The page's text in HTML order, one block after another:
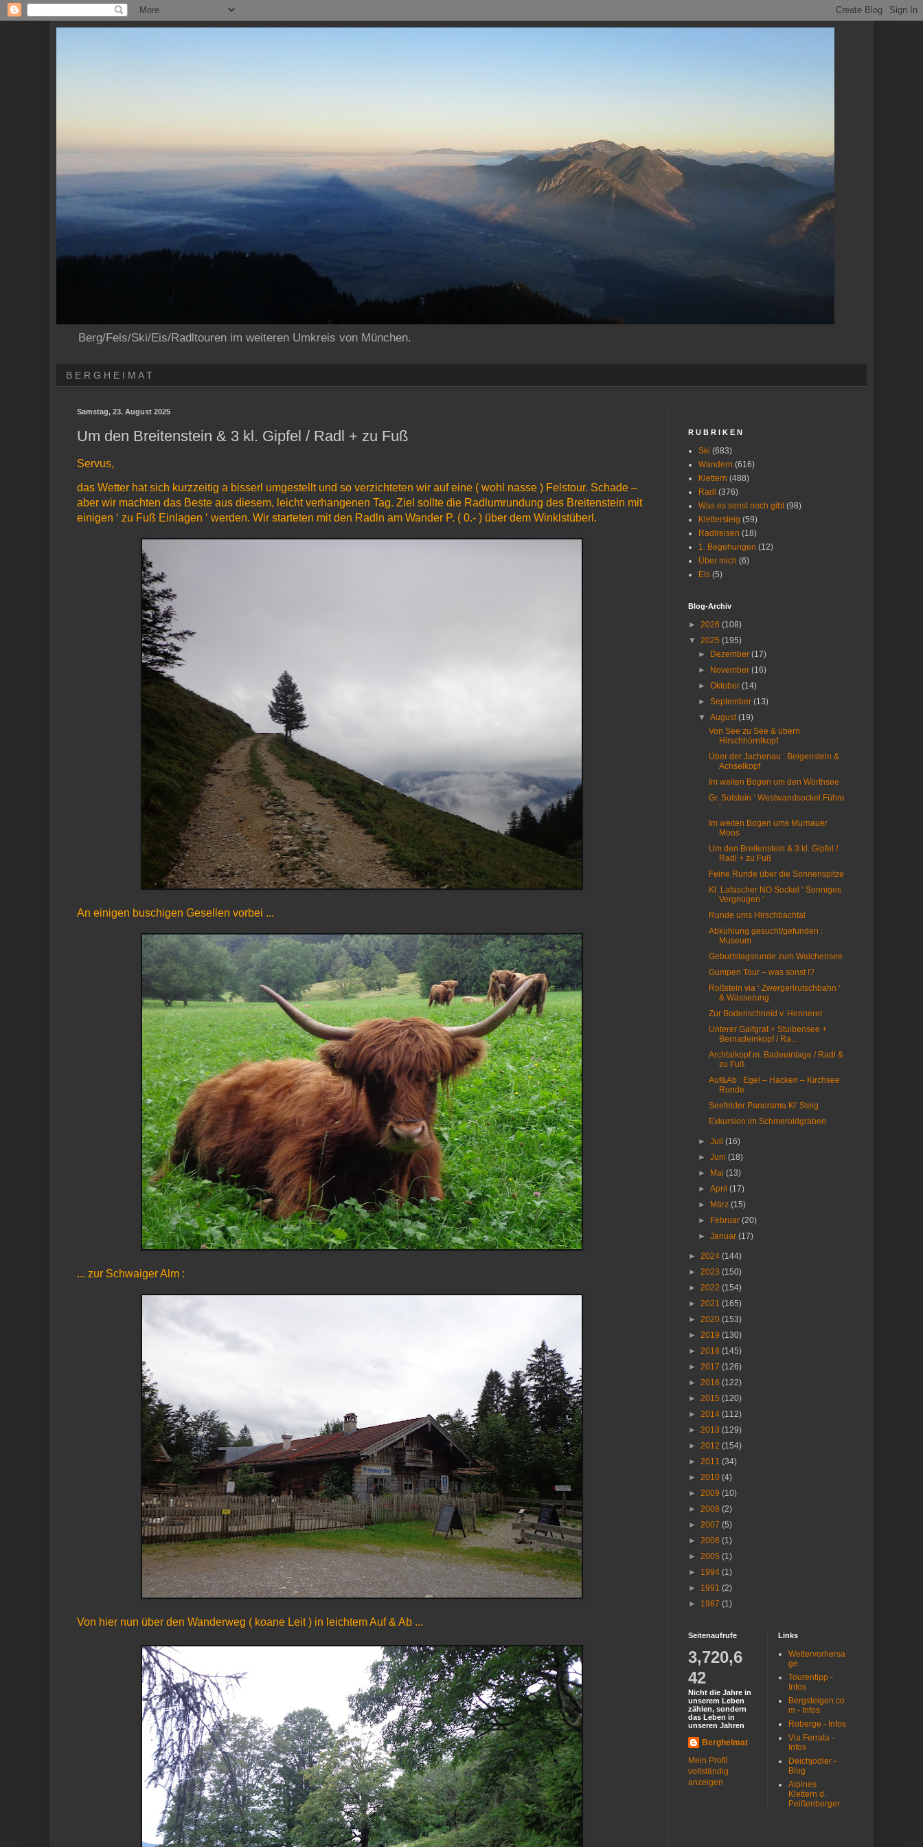
Berg/Fels/Ski/Eis/Radltouren im weiteren Umkreis von München.
B E R G H E I M A T
Samstag, 23. August 2025
Um den Breitenstein & 3 kl. Gipfel / Radl + zu Fuß
Servus,
das Wetter hat sich kurzzeitig a bisserl umgestellt und so verzichteten wir auf eine ( wohl nasse ) Felstour. Schade –
aber wir machten das Beste aus diesem, leicht verhangenen Tag. Ziel sollte die Radlumrundung des Breitenstein mit
einigen ‘ zu Fuß Einlagen ‘ werden. Wir starteten mit den Radln am Wander P. ( 0.- ) über dem Winklstüberl.
An einigen buschigen Gesellen vorbei ...
... zur Schwaiger Alm :
Von hier nun über den Wanderweg ( koane Leit ) in leichtem Auf & Ab ...
R U B R I K E N
Ski (683)
Wandern (616)
Klettern (488)
Radl (376)
Was es sonst noch gibt (98)
Klettersteig (59)
Radlreisen (18)
1. Begehungen (12)
Über mich (6)
Eis (5)
Blog-Archiv
► 2026 (108)
▼ 2025 (195)
►
Dezember(17)
►
November(16)
►Oktober(14)
►September(13)
▼August(19)
Von See zu See & übern
Hirschhörnlkopf
Über der Jachenau : Beigenstein &
Achselkopf
Im weiten Bogen um den Wörthsee
Gr. Solstein ‘ Westwandsockel Führe
‘
Im weiten Bogen ums Murnauer
Moos
Um den Breitenstein & 3 kl. Gipfel /
Radl + zu Fuß
Feine Runde über die Sonnenspitze
Kl. Lafascher NO Sockel ‘ Sonniges
Vergnügen ‘
Runde ums Hirschbachtal
Abkühlung gesucht/gefunden :
Museum
Geburtstagsrunde zum Walchensee
Gumpen Tour – was sonst !?
Roßstein via ‘ Zwergerlrutschbahn ‘
& Wässerung
Zur Bodenschneid v. Hennerer
Unterer Gaifgrat + Stuibensee +
Bernadeinkopf / Ra...
Archtalkopf m. Badeeinlage / Radl &
zu Fuß
Auf&Ab : Egel – Hacken – Kirchsee
Runde
Seefelder Panorama Kl' Steig
Exkursion im Schmeroldgraben
►Juli(16)
►Juni(18)
►
Mai(13)
►April(17)
►
März(15)
►
Februar(20)
►Januar(17)
► 2024 (144)
► 2023 (150)
► 2022 (154)
► 2021 (165)
► 2020 (153)
► 2019 (130)
► 2018 (145)
► 2017 (126)
► 2016 (122)
► 2015 (120)
► 2014 (112)
► 2013 (129)
► 2012 (154)
► 2011 (34)
► 2010 (4)
► 2009 (10)
► 2008 (2)
► 2007 (5)
► 2006 (1)
► 2005 (1)
► 1994 (1)
► 1991 (2)
► 1987 (1)
Seitenaufrufe
3,720,6
42
Nicht die Jahre in
unserem Leben
zählen, sondern
das Leben in
unseren Jahren
Bergheimat
Mein Profil
vollständig
anzeigen
Links
Wettervorhersa
ge
Tourentipp -
Infos
Bergsteigen.co
m - Infos
Roberge - Infos
Via Ferrata -
Infos
Deichjodler -
Blog
Alpines
Klettern d.
Peißenberger